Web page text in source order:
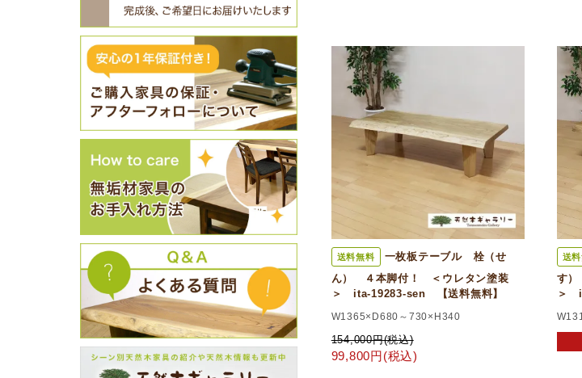
送料無料
一枚板テーブル 栓（せ
ん） ４本脚付！ ＜ウレタン塗装
＞ ita-19283-sen 【送料無料】
W1365×D680～730×H340
154,000円(税込)
99,800円(税込)
送
す
＞